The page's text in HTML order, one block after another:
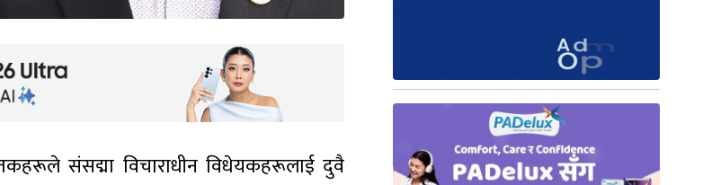
संसद्मा विचाराधीन विधेयकहरूलाई दुवै